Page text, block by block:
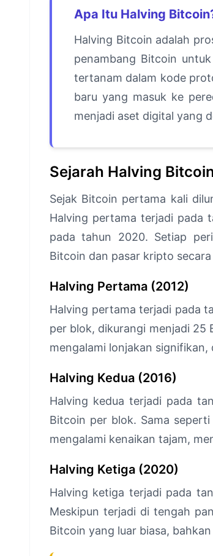
Apa Itu Halving
Halving Bitcoin adalah
penambang Bitcoin
tertanam dalam kode
baru yang masuk ke
menjadi aset digital yang
Sejarah Halving
Sejak Bitcoin pertama kali
Halving pertama terjadi pada
pada tahun 2020. Setiap
Bitcoin dan pasar kripto
Halving Pertama (2012)
Halving pertama terjadi pada
per blok, dikurangi menjadi 25
mengalami lonjakan signifikan,
Halving Kedua (2016)
Halving kedua terjadi pada
Bitcoin per blok. Sama
mengalami kenaikan tajam,
Halving Ketiga (2020)
Halving ketiga terjadi pada
Meskipun terjadi di tengah
Bitcoin yang luar biasa,